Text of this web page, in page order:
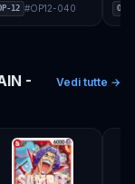
12 #OP12-040 OP-
-
Vedi tutte →